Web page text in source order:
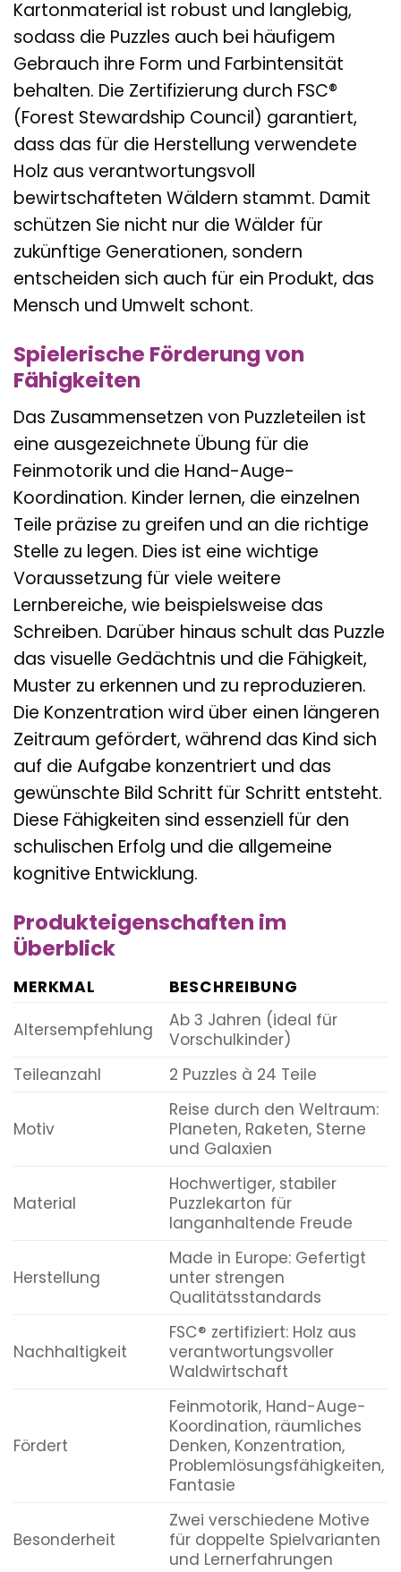
Kartonmaterial ist robust und langlebig,
sodass die Puzzles auch bei häufigem
Gebrauch ihre Form und Farbintensität
behalten. Die Zertifizierung durch FSC®
(Forest Stewardship Council) garantiert,
dass das für die Herstellung verwendete
Holz aus verantwortungsvoll
bewirtschafteten Wäldern stammt. Damit
schützen Sie nicht nur die Wälder für
zukünftige Generationen, sondern
entscheiden sich auch für ein Produkt, das
Mensch und Umwelt schont.
Spielerische Förderung von
Fähigkeiten
Das Zusammensetzen von Puzzleteilen ist
eine ausgezeichnete Übung für die
Feinmotorik und die Hand-Auge-
Koordination. Kinder lernen, die einzelnen
Teile präzise zu greifen und an die richtige
Stelle zu legen. Dies ist eine wichtige
Voraussetzung für viele weitere
Lernbereiche, wie beispielsweise das
Schreiben. Darüber hinaus schult das Puzzle
das visuelle Gedächtnis und die Fähigkeit,
Muster zu erkennen und zu reproduzieren.
Die Konzentration wird über einen längeren
Zeitraum gefördert, während das Kind sich
auf die Aufgabe konzentriert und das
gewünschte Bild Schritt für Schritt entsteht.
Diese Fähigkeiten sind essenziell für den
schulischen Erfolg und die allgemeine
kognitive Entwicklung.
Produkteigenschaften im
Überblick
MERKMAL
BESCHREIBUNG
Altersempfehlung
Ab 3 Jahren (ideal für
Vorschulkinder)
Teileanzahl
2 Puzzles à 24 Teile
Motiv
Reise durch den Weltraum:
Planeten, Raketen, Sterne
und Galaxien
Material
Hochwertiger, stabiler
Puzzlekarton für
langanhaltende Freude
Herstellung
Made in Europe: Gefertigt
unter strengen
Qualitätsstandards
Nachhaltigkeit
FSC® zertifiziert: Holz aus
verantwortungsvoller
Waldwirtschaft
Fördert
Feinmotorik, Hand-Auge-
Koordination, räumliches
Denken, Konzentration,
Problemlösungsfähigkeiten,
Fantasie
Besonderheit
Zwei verschiedene Motive
für doppelte Spielvarianten
und Lernerfahrungen